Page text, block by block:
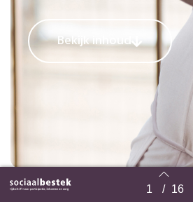
Terug naar overzicht 1 / 16
Bekijk inhoud
inhoudsopgave